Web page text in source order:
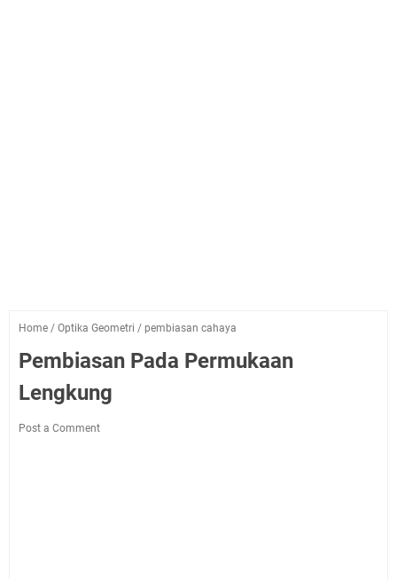
Home / Optika Geometri / pembiasan cahaya
Pembiasan Pada Permukaan
Lengkung
Post a Comment